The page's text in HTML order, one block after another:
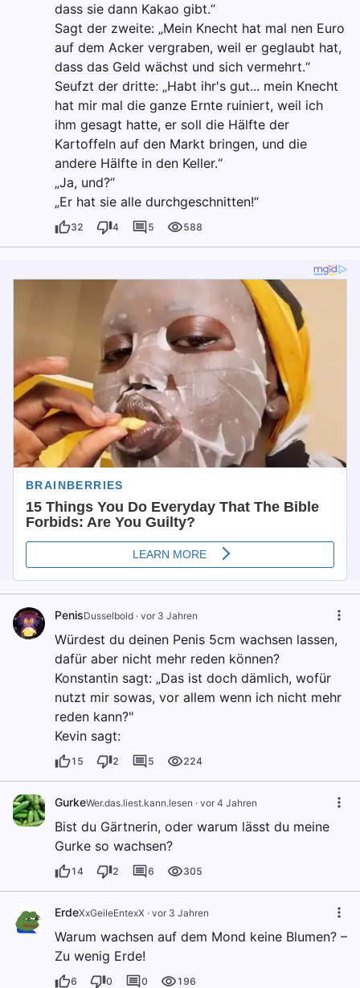
dass sie dann Kakao gibt.“
Sagt der zweite: „Mein Knecht hat mal nen Euro
auf dem Acker vergraben, weil er geglaubt hat,
dass das Geld wächst und sich vermehrt.“
Seufzt der dritte: „Habt ihr's gut... mein Knecht
hat mir mal die ganze Ernte ruiniert, weil ich
ihm gesagt hatte, er soll die Hälfte der
Kartoffeln auf den Markt bringen, und die
andere Hälfte in den Keller.“
„Ja, und?“
„Er hat sie alle durchgeschnitten!“
32 4 5 588
PenisDusselbold · vor 3 Jahren
Würdest du deinen Penis 5cm wachsen lassen,
dafür aber nicht mehr reden können?
Konstantin sagt: „Das ist doch dämlich, wofür
nutzt mir sowas, vor allem wenn ich nicht mehr
reden kann?"
Kevin sagt:
15 2 5 224
GurkeWer.das.liest.kann.lesen · vor 4 Jahren
Bist du Gärtnerin, oder warum lässt du meine
Gurke so wachsen?
14 2 6 305
ErdeXxGeileEntexX · vor 3 Jahren
Warum wachsen auf dem Mond keine Blumen? –
Zu wenig Erde!
6 0 0 196